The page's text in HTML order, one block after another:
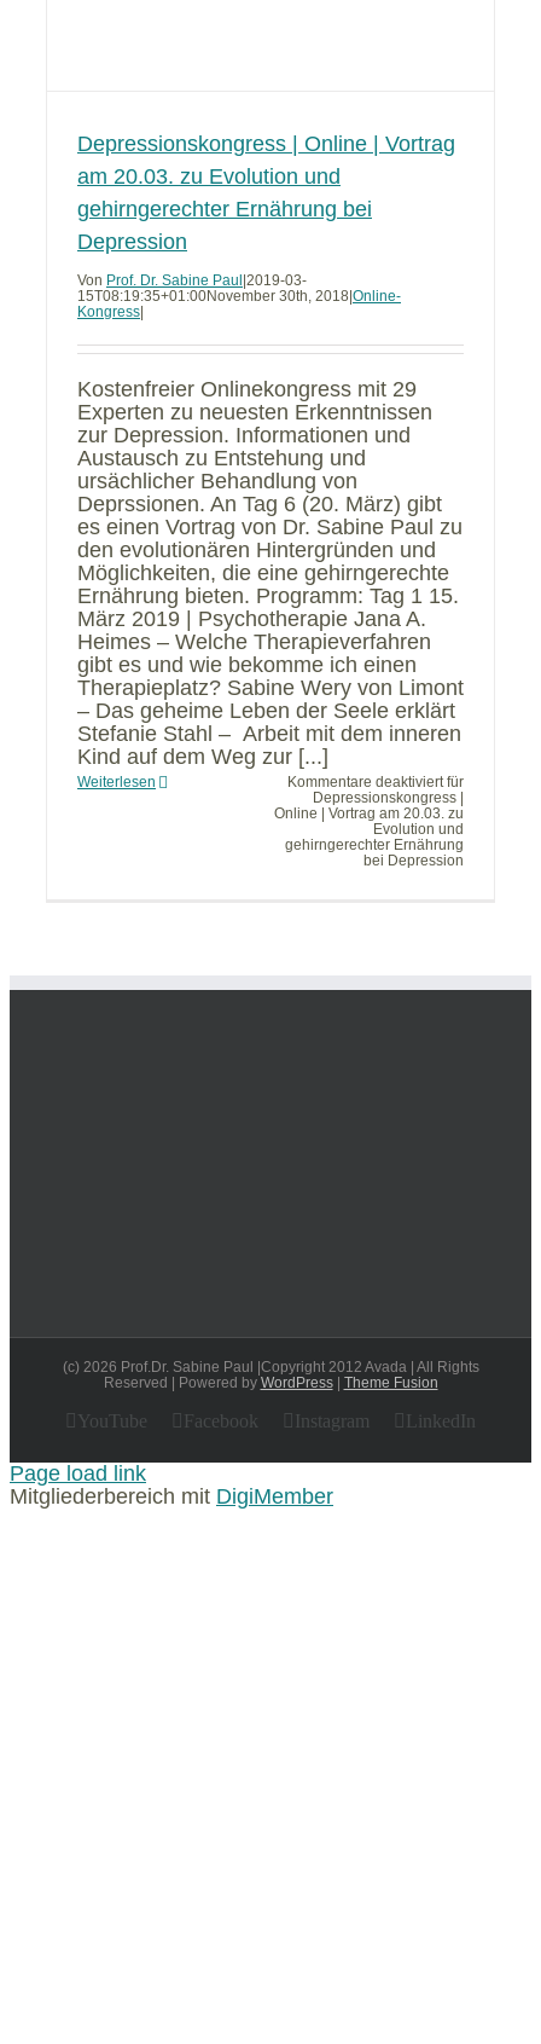
Depressionskongress | Online | Vortrag
am 20.03. zu Evolution und
gehirngerechter Ernährung bei
Depression
Von Prof. Dr. Sabine Paul 2019-03-
15T08:19:35+01:00November 30th, 2018 Online-
Kongress
Kostenfreier Onlinekongress mit 29
Experten zu neuesten Erkenntnissen
zur Depression. Informationen und
Austausch zu Entstehung und
ursächlicher Behandlung von
Deprssionen. An Tag 6 (20. März) gibt
es einen Vortrag von Dr. Sabine Paul zu
den evolutionären Hintergründen und
Möglichkeiten, die eine gehirngerechte
Ernährung bieten. Programm: Tag 1 15.
März 2019 | Psychotherapie Jana A.
Heimes – Welche Therapieverfahren
gibt es und wie bekomme ich einen
Therapieplatz? Sabine Wery von Limont
– Das geheime Leben der Seele erklärt
Stefanie Stahl – Arbeit mit dem inneren
Kind auf dem Weg zur [...]
Weiterlesen Kommentare deaktiviertfür
Depressionskongress |
Online | Vortrag am 20.03. zu
Evolution und
gehirngerechter Ernährung
bei Depression
(c) 2026 Prof.Dr. Sabine Paul |Copyright 2012 Avada | All Rights
Reserved | Powered by WordPress| Theme Fusion
YouTube Facebook Instagram LinkedIn
Page load link
Mitgliederbereich mit DigiMember